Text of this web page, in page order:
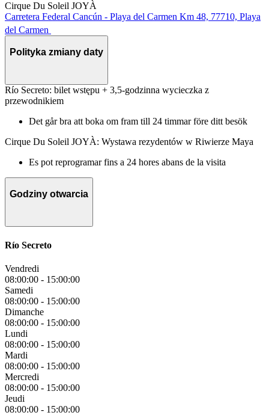
Cirque Du Soleil JOYÀ
Carretera Federal Cancún - Playa del Carmen Km 48, 77710, Playa
del Carmen
Polityka zmiany daty
Río Secreto: bilet wstępu + 3,5-godzinna wycieczka z
przewodnikiem
Det går bra att boka om fram till 24 timmar före ditt besök
Cirque Du Soleil JOYÀ: Wystawa rezydentów w Riwierze Maya
Es pot reprogramar fins a 24 hores abans de la visita
Godziny otwarcia
Río Secreto
Vendredi
08:00:00 - 15:00:00
Samedi
08:00:00 - 15:00:00
Dimanche
08:00:00 - 15:00:00
Lundi
08:00:00 - 15:00:00
Mardi
08:00:00 - 15:00:00
Mercredi
08:00:00 - 15:00:00
Jeudi
08:00:00 - 15:00:00